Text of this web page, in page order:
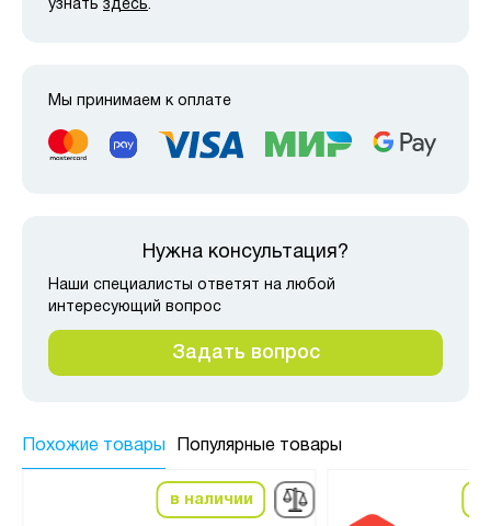
узнать здесь.
Мы принимаем к оплате
Нужна консультация?
Наши специалисты ответят на любой
интересующий вопрос
Задать вопрос
Похожие товары Популярные товары
в наличии